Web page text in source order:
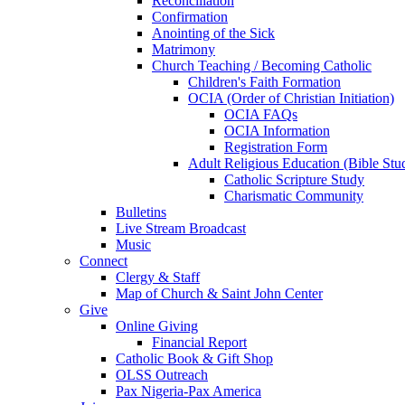
Confirmation
Anointing of the Sick
Matrimony
Church Teaching / Becoming Catholic
Children's Faith Formation
OCIA (Order of Christian Initiation)
OCIA FAQs
OCIA Information
Registration Form
Adult Religious Education (Bible
Catholic Scripture Study
Charismatic Community
Bulletins
Live Stream Broadcast
Music
Connect
Clergy & Staff
Map of Church & Saint John Center
Give
Online Giving
Financial Report
Catholic Book & Gift Shop
OLSS Outreach
Pax Nigeria-Pax America